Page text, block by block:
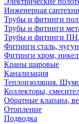
Инженерная
Трубы и фитинги
Трубы и фитинги
Трубы и фитинги
Фитинги сталь, чугун
Фитинги хром,
Краны шаровые
Канализация
Теплоизоляция.
Коллекторы,
Обратные клапана,
Отопление
Подводка